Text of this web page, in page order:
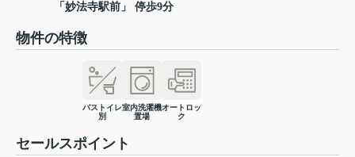
「妙法寺駅前」 停歩9分
物件の特徴
バストイレ
別
室内洗濯機
置場
オートロッ
ク
セールスポイント